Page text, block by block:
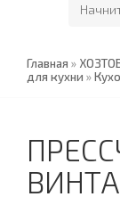
Главная »
для кухни »